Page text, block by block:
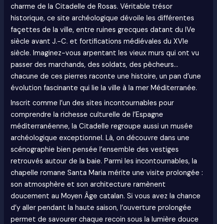
charme de la Citadelle de Rosas. Véritable trésor
historique, ce site archéologique dévoile les différentes
façettes de la ville, entre ruines grecques datant du IVe
siècle avant J.-C. et fortifications médiévales du XVIe
siècle. Imaginez-vous arpentant les vieux murs qui ont vu
passer des marchands, des soldats, des pêcheurs…
chacune de ces pierres raconte une histoire, un pan d’une
évolution fascinante qui lie la ville à la mer Méditerranée.
Inscrit comme l’un des sites incontournables pour
comprendre la richesse culturelle de l’Espagne
méditerranéenne, la Citadelle regroupe aussi un musée
archéologique exceptionnel. Là, on découvre dans une
scénographie bien pensée l’ensemble des vestiges
retrouvés autour de la baie. Parmi les incontournables, la
chapelle romane Santa Maria mérite une visite prolongée :
son atmosphère et son architecture ramènent
doucement au Moyen Âge catalan. Si vous avez la chance
d’y aller pendant la haute saison, l’ouverture prolongée
permet de savourer chaque recoin sous la lumière douce